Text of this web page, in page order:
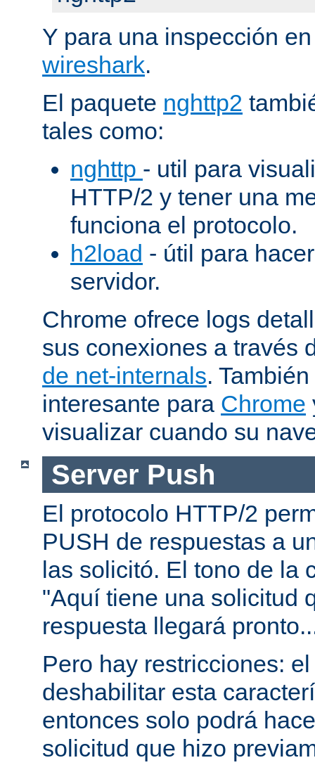
Y para una inspección
wireshark.
El paquete nghttp2
tales como:
nghttp - util para
HTTP/2 y tener una
funciona el protocolo.
h2load - útil para
servidor.
Chrome ofrece logs
sus conexiones a través
de net-internals.
interesante para Chrome
visualizar cuando su
Server Push
El protocolo HTTP/2
PUSH de respuestas a
las solicitó. El tono de la
"Aquí tiene una solicitud
respuesta llegará
Pero hay restricciones:
deshabilitar esta
entonces solo podrá
solicitud que hizo